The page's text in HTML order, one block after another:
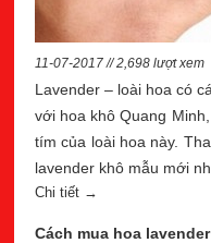
11-07-2017 // 2,698 lượt xem
Lavender – loài hoa có
với hoa khô Quang
tím của loài hoa này.
lavender khô mẫu mới
Chi tiết →
Cách mua hoa